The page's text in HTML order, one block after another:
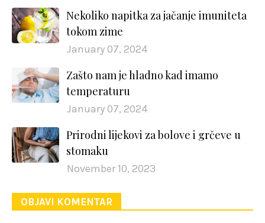
Nekoliko napitka za jačanje imuniteta
tokom zime
January 07, 2024
Zašto nam je hladno kad imamo
temperaturu
January 07, 2024
Prirodni lijekovi za bolove i grčeve u
stomaku
November 10, 2023
OBJAVI KOMENTAR